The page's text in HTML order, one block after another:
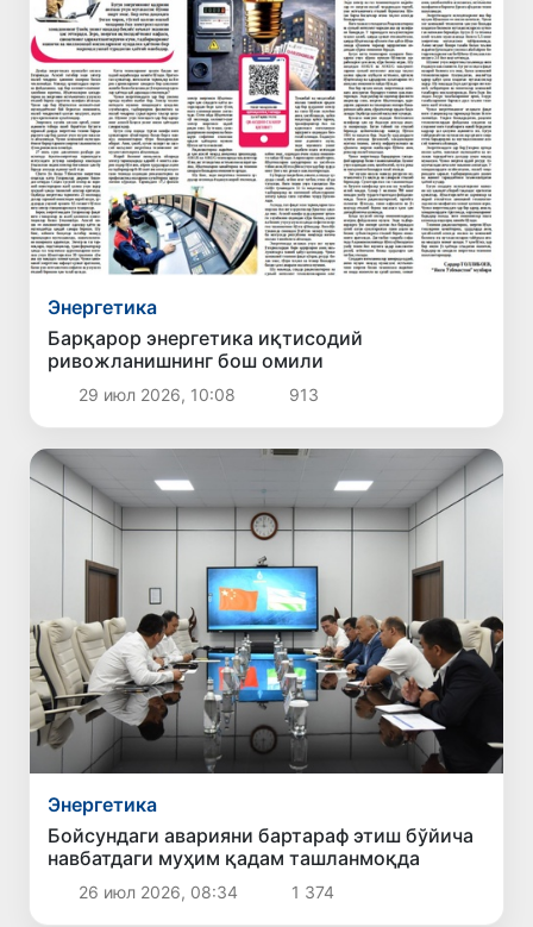
Энергетика
Барқарор энергетика иқтисодий
ривожланишнинг бош омили
29 июл 2026, 10:08 913
Энергетика
Бойсундаги аварияни бартараф этиш бўйича
навбатдаги муҳим қадам ташланмоқда
26 июл 2026, 08:34 1 374